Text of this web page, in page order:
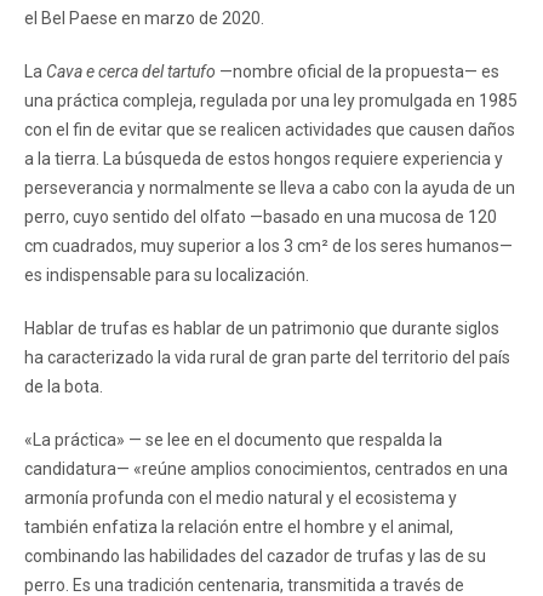
el Bel Paese en marzo de 2020.
La Cava e cerca del tartufo —nombre oficial de la propuesta— es
una práctica compleja, regulada por una ley promulgada en 1985
con el fin de evitar que se realicen actividades que causen daños
a la tierra. La búsqueda de estos hongos requiere experiencia y
perseverancia y normalmente se lleva a cabo con la ayuda de un
perro, cuyo sentido del olfato —basado en una mucosa de 120
cm cuadrados, muy superior a los 3 cm² de los seres humanos—
es indispensable para su localización.
Hablar de trufas es hablar de un patrimonio que durante siglos
ha caracterizado la vida rural de gran parte del territorio del país
de la bota.
«La práctica» — se lee en el documento que respalda la
candidatura— «reúne amplios conocimientos, centrados en una
armonía profunda con el medio natural y el ecosistema y
también enfatiza la relación entre el hombre y el animal,
combinando las habilidades del cazador de trufas y las de su
perro. Es una tradición centenaria, transmitida a través de